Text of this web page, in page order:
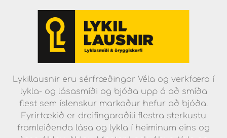
Lykillausnir eru sérfræðingar Véla og verkfæra í
lykla- og lásasmíði og bjóða upp á að smíða
flest sem íslenskur markaður hefur að bjóða.
Fyrirtækið er dreifingaraðili flestra sterkustu
framleiðenda lása og lykla í heiminum eins og